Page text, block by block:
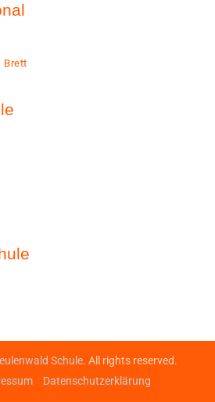
Brett
Schule. All rights reserved.
Datenschutzerklärung